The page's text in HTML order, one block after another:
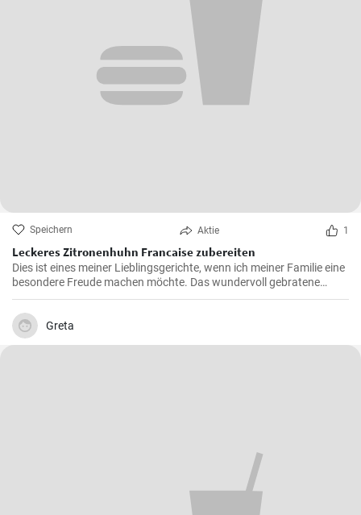
Speichern Aktie 1
Leckeres Zitronenhuhn Francaise zubereiten
Dies ist eines meiner Lieblingsgerichte, wenn ich meiner Familie eine
besondere Freude machen möchte. Das wundervoll gebratene
Hähnchen, mariniert in cremigem Eierteig und überzogen mit einer
zitronigen Sauce, ist immer wieder beeindruckend. Glauben Sie mir,
wenn Sie dieses schmackhafte Chicken Francaise einmal probiert
haben, werden Sie es in Ihre Liste der Lieblingsrezepte aufnehmen.
Greta